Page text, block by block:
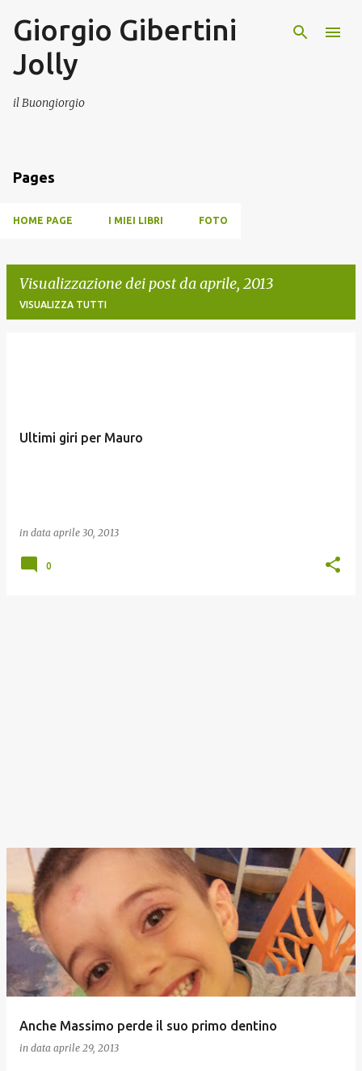
Passa ai contenuti principali
Giorgio Gibertini
Jolly
il Buongiorgio
Pages
HOME PAGE I MIEI LIBRI FOTO
Visualizzazione dei post da aprile, 2013
VISUALIZZA TUTTI
Ultimi giri per Mauro
in data aprile 30, 2013
0
Anche Massimo perde il suo primo dentino
in data aprile 29, 2013